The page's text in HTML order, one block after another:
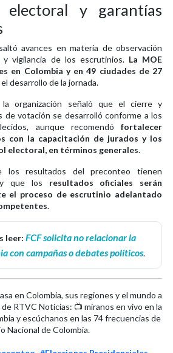
electoral y garantías
avances en materia de observación
y vigilancia de los escrutinios. La MOE
en Colombia y en 49 ciudades de 27
desarrollo de la jornada.
la organización señaló que el cierre y
de votación se desarrolló conforme a los
aunque recomendó fortalecer
con la capacitación de jurados y los
electoral, en términos generales.
los resultados del preconteo tienen
y que los resultados oficiales serán
el proceso de escrutinio adelantado
.
leer: FCF solicita no relacionar la
con campañas o debates políticos.
en Colombia, sus regiones y el mundo a
RTVC Noticias: 📺 míranos en vivo en la
y escúchanos en las 74 frecuencias de
Nacional de Colombia.